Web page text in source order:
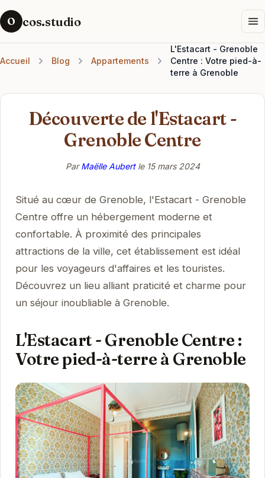
O cos.studio
Accueil Blog Appartements
L'Estacart - Grenoble
Centre : Votre pied-à-
terre à Grenoble
Découverte de l'Estacart -
Grenoble Centre
ParMaëlle Aubertle 15 mars 2024
Situé au cœur de Grenoble, l'Estacart - Grenoble
Centre offre un hébergement moderne et
confortable. À proximité des principales
attractions de la ville, cet établissement est idéal
pour les voyageurs d'affaires et les touristes.
Découvrez un lieu alliant praticité et charme pour
un séjour inoubliable à Grenoble.
L'Estacart - Grenoble Centre :
Votre pied-à-terre à Grenoble